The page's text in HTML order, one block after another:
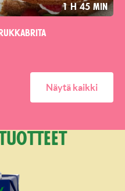
1 h 45 min
Näytä kaikki